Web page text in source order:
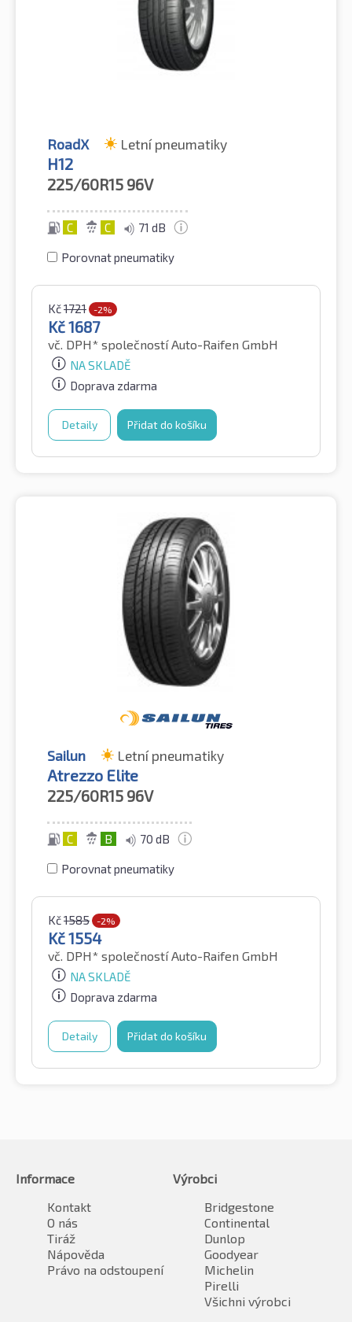
RoadX Letní pneumatiky
H12
225/60R15 96V
C C 71 dB
Porovnat pneumatiky
Kč1721 -2%
Kč1687
vč. DPH* společností Auto-Raifen GmbH
NA SKLADĚ
Doprava zdarma
Detaily Přidat do košíku
Sailun Letní pneumatiky
Atrezzo Elite
225/60R15 96V
C B 70 dB
Porovnat pneumatiky
Kč1585 -2%
Kč1554
vč. DPH* společností Auto-Raifen GmbH
NA SKLADĚ
Doprava zdarma
Detaily Přidat do košíku
Informace
Kontakt
O nás
Tiráž
Nápověda
Právo na odstoupení
Výrobci
Bridgestone
Continental
Dunlop
Goodyear
Michelin
Pirelli
Všichni výrobci